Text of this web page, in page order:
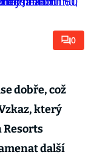
0
dobře, což
který
Resorts
další